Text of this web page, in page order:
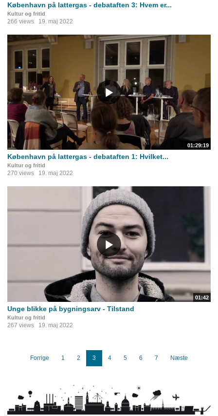
København på lattergas - debataften 3: Hvem er...
Kultur og fritid
266 views 19. maj 2022
01:29:19
København på lattergas - debataften 1: Hvilket...
Kultur og fritid
270 views 19. maj 2022
01:42
Unge blikke på bygningsarv - Tilstand
Kultur og fritid
267 views 19. maj 2022
Forrige 1 2 3 4 5 6 7 Næste